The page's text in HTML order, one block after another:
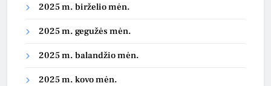
2025 m. birželio mėn.
2025 m. gegužės mėn.
2025 m. balandžio mėn.
2025 m. kovo mėn.